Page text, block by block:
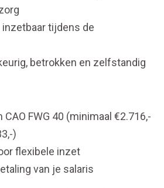
tijdens de
betrokken en zelfstandig
FWG 40 (minimaal €2.716,-
)
flexibele inzet
van je salaris